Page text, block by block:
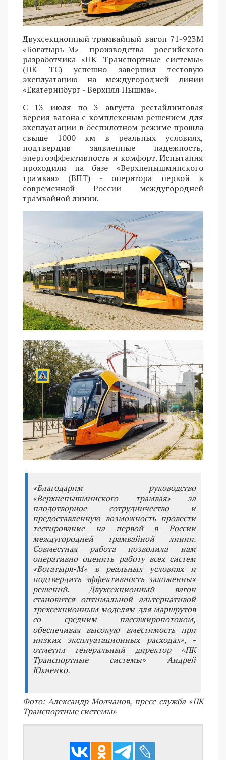
Двухсекционный трамвайный вагон 71-923М
«Богатырь-М» производства российского
разработчика «ПК Транспортные системы»
(ПК ТС) успешно завершил тестовую
эксплуатацию на междугородней линии
«Екатеринбург - Верхняя Пышма».
С 13 июля по 3 августа рестайлинговая
версия вагона с комплексным решением для
эксплуатации в беспилотном режиме прошла
свыше 1000 км в реальных условиях,
подтвердив заявленные надежность,
энергоэффективность и комфорт. Испытания
проходили на базе «Верхнепышминского
трамвая» (ВПТ) - оператора первой в
современной России междугородней
трамвайной линии.
«Благодарим руководство
«Верхнепышминского трамвая» за
плодотворное сотрудничество и
предоставленную возможность провести
тестирование на первой в России
междугородней трамвайной линии.
Совместная работа позволила нам
оперативно оценить работу всех систем
«Богатыря-М» в реальных условиях и
подтвердить эффективность заложенных
решений. Двухсекционный вагон
становится оптимальной альтернативой
трехсекционным моделям для маршрутов
со средним пассажиропотоком,
обеспечивая высокую вместимость при
низких эксплуатационных расходах», -
отметил генеральный директор «ПК
Транспортные системы» Андрей
Юхненко.
Фото: Александр Молчанов, пресс-служба «ПК
Транспортные системы»